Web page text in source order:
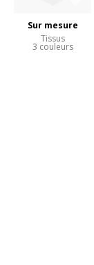
Sur mesure
Tissus
3 couleurs